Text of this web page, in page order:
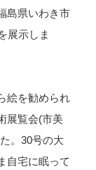
島県いわき市
展示しま
絵を勧められ
展覧会(市美
。30号の大
自宅に眠って